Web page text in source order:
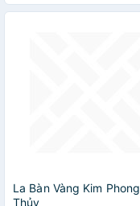
La Bàn Vàng Kim Phong
Thủy